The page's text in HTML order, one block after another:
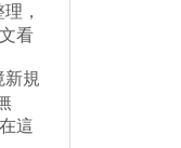
，
看
規
這